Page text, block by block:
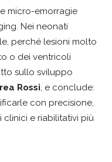
micro-emorragie
Nei neonati
perché lesioni molto
o dei ventricoli
sullo sviluppo
Rossi, e conclude:
con precisione,
e riabilitativi più